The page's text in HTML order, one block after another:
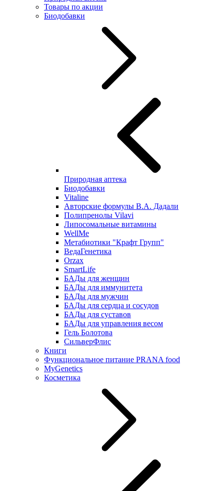
Товары по акции
Биодобавки
Природная аптека
Биодобавки
Vitaline
Авторские формулы В.А. Дадали
Полипренолы Vilavi
Липосомальные витамины
WellMe
Метабиотики "Крафт Групп"
ВедаГенетика
Orzax
SmartLife
БАДы для женщин
БАДы для иммунитета
БАДы для мужчин
БАДы для сердца и сосудов
БАДы для суставов
БАДы для управления весом
Гель Болотова
СильверФлис
Книги
Функциональное питание PRANA food
MyGenetics
Косметика